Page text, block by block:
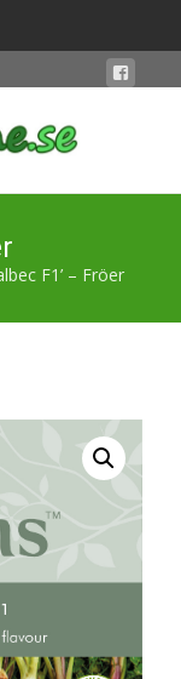
F1’ – Fröer